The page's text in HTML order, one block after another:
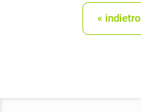
« indietro